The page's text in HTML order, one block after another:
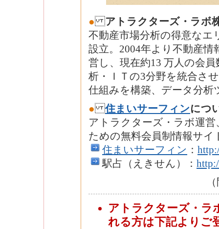
●
アトラクターズ・ラボ
不動産市場分析の得意なエ
設立。2004年より不動産情
営し、現在約13 万人の会
析・ＩＴの3分野を統合さ
仕組みを構築、データ分
●
住まいサーフィンにつ
アトラクターズ・ラボ運
ための無料会員制情報サイ
住まいサーフィン ：
駅占（えきせん）：
アトラクターズ・ラ
れる方は下記よりご